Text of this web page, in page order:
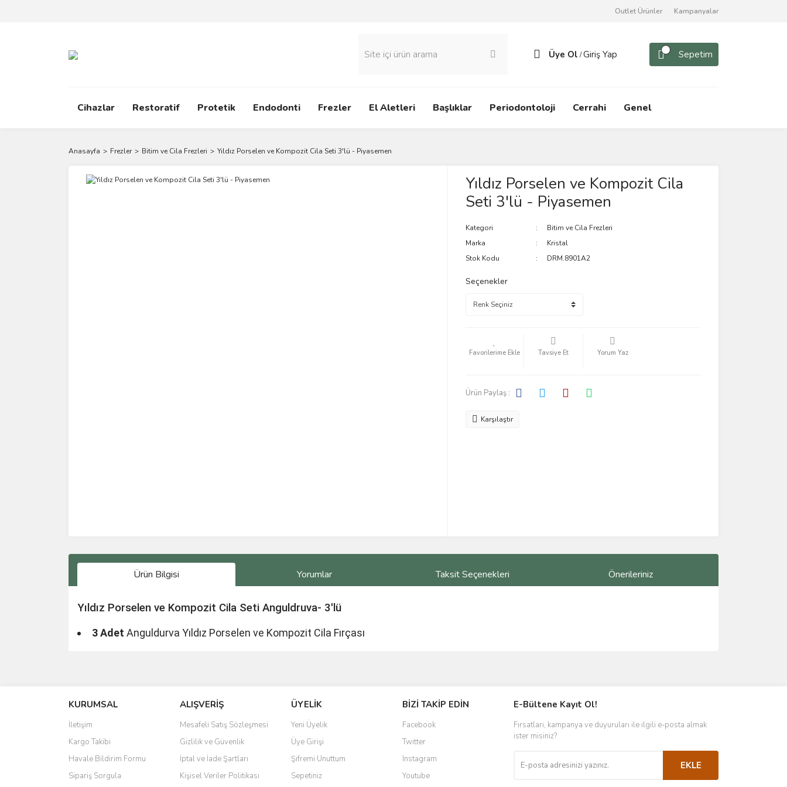
Outlet Ürünler Kampanyalar
Üye Ol /Giriş Yap Sepetim
Cihazlar Restoratif Protetik Endodonti Frezler El Aletleri Başlıklar Periodontoloji Cerrahi Genel
Anasayfa Frezler Bitim ve Cila Frezleri Yıldız Porselen ve Kompozit Cila Seti 3'lü - Piyasemen
Yıldız Porselen ve Kompozit Cila
Seti 3'lü - Piyasemen
Kategori
Bitim ve Cila Frezleri
Marka
Kristal
Stok Kodu
DRM.8901A2
Seçenekler
Tavsiye Et Yorum Yaz
Ürün Paylaş :
Karşılaştır
Ürün Bilgisi Yorumlar Taksit Seçenekleri Önerileriniz
Yıldız Porselen ve Kompozit Cila Seti Anguldruva- 3'lü
3 Adet Anguldurva Yıldız Porselen ve Kompozit Cila Fırçası
Ürün resmi kalitesiz, bozuk veya görüntülenemiyor.
Ürün açıklamasında eksik bilgiler bulunuyor.
Ürün bilgilerinde hatalar bulunuyor.
Ürün fiyatı diğer sitelerden daha pahalı.
Bu ürüne benzer farklı alternatifler olmalı.
KURUMSAL
İletişim
Kargo Takibi
Havale Bildirim Formu
Sipariş Sorgula
ALIŞVERİŞ
Mesafeli Satış Sözleşmesi
Gizlilik ve Güvenlik
İptal ve İade Şartları
Kişisel Veriler Politikası
ÜYELİK
Yeni Üyelik
Üye Girişi
Şifremi Unuttum
Sepetiniz
BİZİ TAKİP EDİN
Facebook
Twitter
Instagram
Youtube
E-Bültene Kayıt Ol!
Fırsatları, kampanya ve duyuruları ile ilgili e-posta almak
ister misiniz?
EKLE